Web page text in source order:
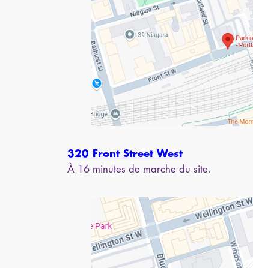
320 Front Street West
À 16 minutes de marche du site.